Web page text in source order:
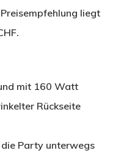
liegt
mit 160 Watt
Rückseite
Party unterwegs